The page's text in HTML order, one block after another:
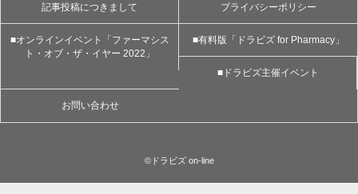
記事投稿につきまして プライバシーポリシー
■オンラインイベント「ファーマシス
ト・オブ・ザ・イヤー 2022」
■有料版「ドラビズ for Pharmacy」
■ドラビズ主催イベント
お問い合わせ
©ドラビズ on-line